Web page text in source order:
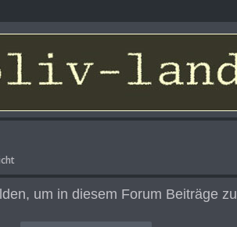
um in diesem Forum Beiträge